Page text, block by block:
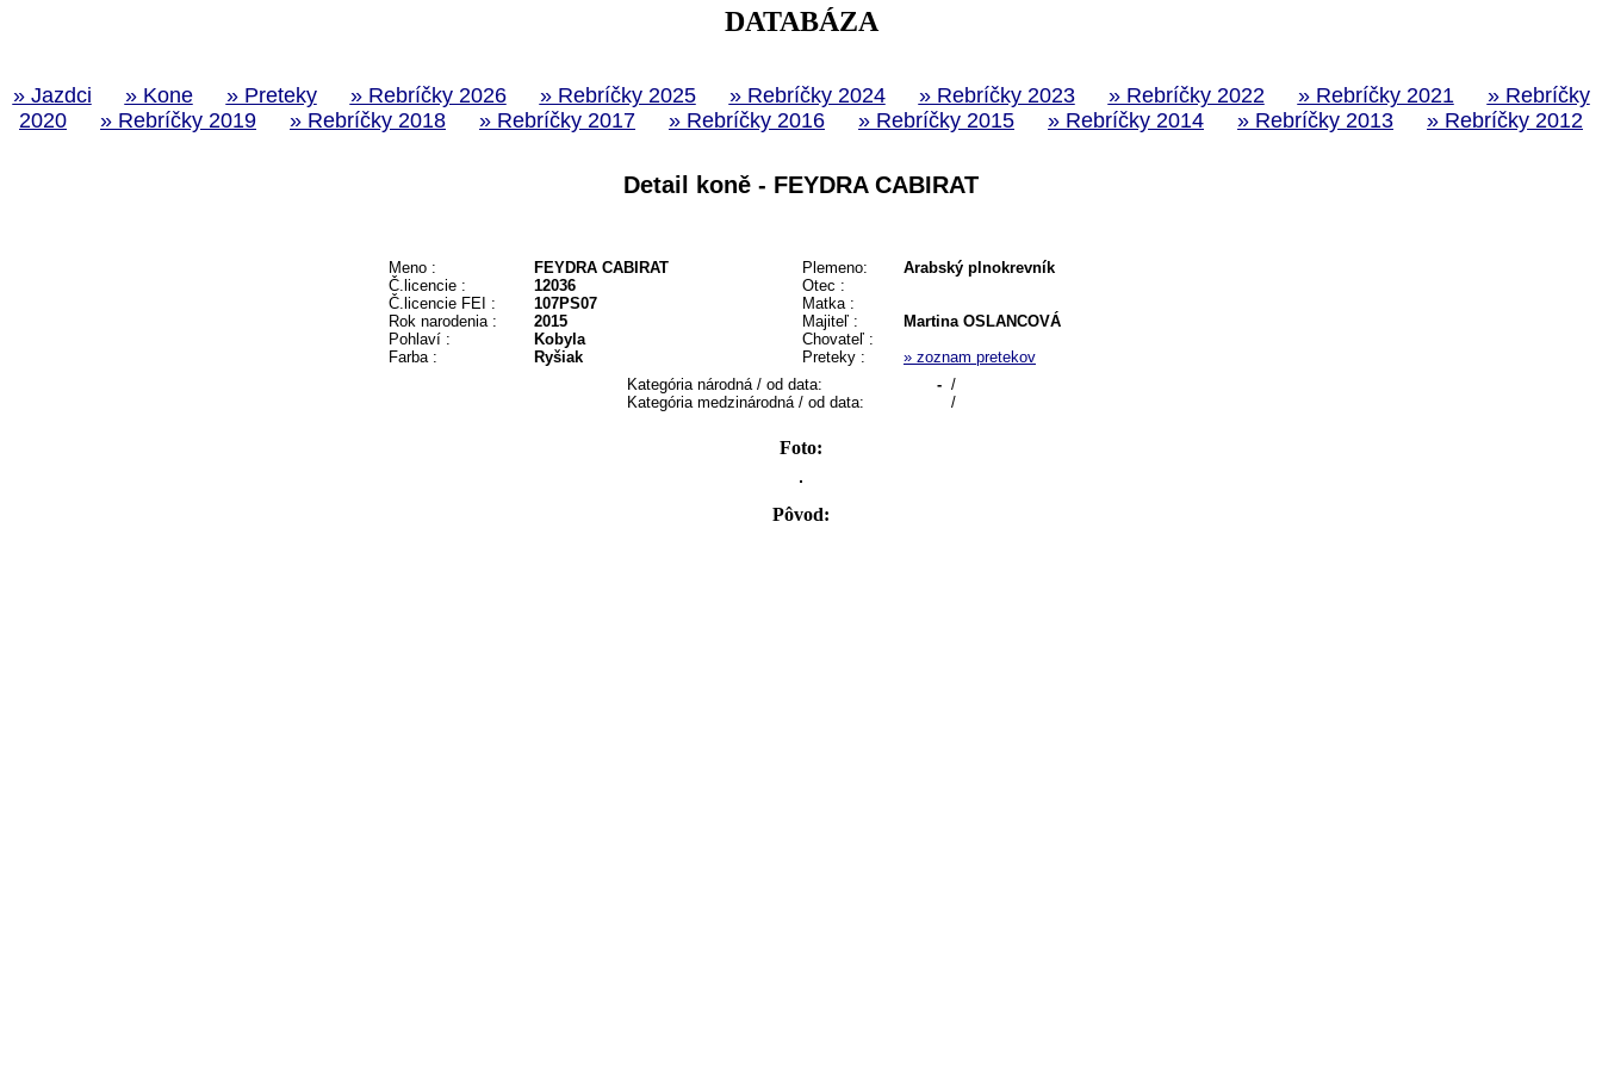
DATABÁZA
» Jazdci » Kone » Preteky » Rebríčky 2026 » Rebríčky 2025 » Rebríčky 2024 » Rebríčky 2023 » Rebríčky 2022 » Rebríčky 2021
» Rebríčky
2020
» Rebríčky 2019 » Rebríčky 2018 » Rebríčky 2017 » Rebríčky 2016 » Rebríčky 2015 » Rebríčky 2014 » Rebríčky 2013 » Rebríčky 2012
Detail koně - FEYDRA CABIRAT
Meno :
Č.licencie :
Č.licencie FEI :
Rok narodenia :
Pohlaví :
Farba :
FEYDRA CABIRAT
12036
107PS07
2015
Kobyla
Ryšiak
Plemeno:
Otec :
Matka :
Majiteľ :
Chovateľ :
Preteky :
Arabský plnokrevník
Martina OSLANCOVÁ
» zoznam pretekov
Kategória národná / od data:
Kategória medzinárodná / od data:
- /
/
Foto:
Pôvod: